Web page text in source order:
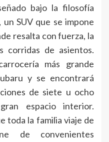
bajo la filosofía
un SUV que se impone
resalta con fuerza, la
corridas de asientos.
más grande
y se encontrará
de siete u ocho
espacio interior.
toda la familia viaje de
de convenientes